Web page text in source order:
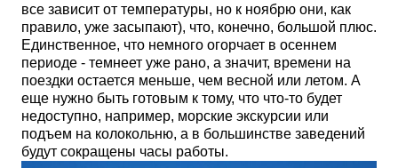
все зависит от температуры, но к ноябрю они, как
правило, уже засыпают), что, конечно, большой плюс.
Единственное, что немного огорчает в осеннем
периоде - темнеет уже рано, а значит, времени на
поездки остается меньше, чем весной или летом. А
еще нужно быть готовым к тому, что что-то будет
недоступно, например, морские экскурсии или
подъем на колокольню, а в большинстве заведений
будут сокращены часы работы.